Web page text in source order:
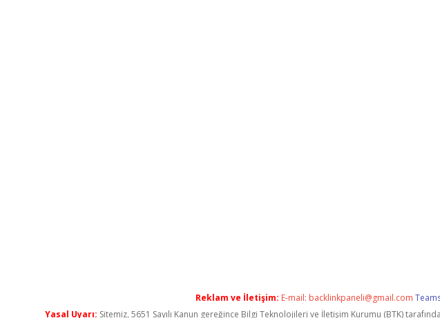
Reklam ve İletişim: E-mail: backlinkpaneli@gmail.com
Yasal Uyarı: Sitemiz, 5651 Sayılı Kanun gereğince Bilgi Teknolojileri ve İletişim Kurumu (BTK)